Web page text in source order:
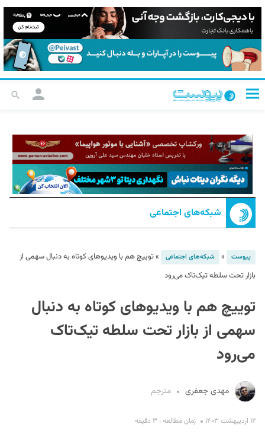
شبکه‌های اجتماعی
پیوست » شبکه‌های اجتماعی »توییچ هم با ویدیو‌های کوتاه به دنبال سهمی از
بازار تحت سلطه تیک‌تاک می‌رود
توییچ هم با ویدیو‌های کوتاه به دنبال
سهمی از بازار تحت سلطه تیک‌تاک
می‌رود
مهدی جعفری مترجم
۱۲ اردیبهشت ۱۴۰۳ زمان مطالعه : ۳ دقیقه